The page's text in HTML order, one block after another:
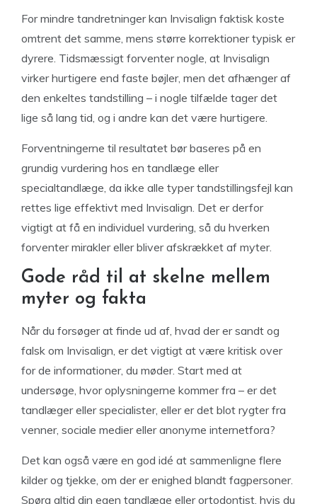
For mindre tandretninger kan Invisalign faktisk koste
omtrent det samme, mens større korrektioner typisk er
dyrere. Tidsmæssigt forventer nogle, at Invisalign
virker hurtigere end faste bøjler, men det afhænger af
den enkeltes tandstilling – i nogle tilfælde tager det
lige så lang tid, og i andre kan det være hurtigere.
Forventningerne til resultatet bør baseres på en
grundig vurdering hos en tandlæge eller
specialtandlæge, da ikke alle typer tandstillingsfejl kan
rettes lige effektivt med Invisalign. Det er derfor
vigtigt at få en individuel vurdering, så du hverken
forventer mirakler eller bliver afskrækket af myter.
Gode råd til at skelne mellem
myter og fakta
Når du forsøger at finde ud af, hvad der er sandt og
falsk om Invisalign, er det vigtigt at være kritisk over
for de informationer, du møder. Start med at
undersøge, hvor oplysningerne kommer fra – er det
tandlæger eller specialister, eller er det blot rygter fra
venner, sociale medier eller anonyme internetfora?
Det kan også være en god idé at sammenligne flere
kilder og tjekke, om der er enighed blandt fagpersoner.
Spørg altid din egen tandlæge eller ortodontist, hvis du